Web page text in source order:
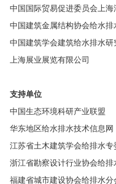
中国国际贸易促进委员会上海
中国建筑金属结构协会给水排
中国建筑学会建筑给水排水研
上海展业展览有限公司
支持单位
中国生态环境科研产业联盟
华东地区给水排水技术信息网
江苏省土木建筑学会给排水专
浙江省勘察设计行业协会给排
福建省城市建设协会给排水分